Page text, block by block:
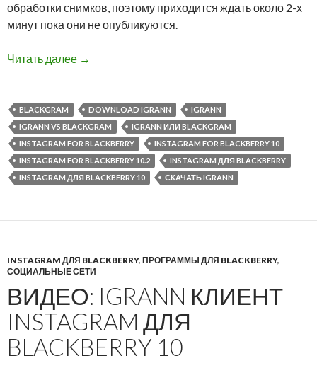
обработки снимков, поэтому приходится ждать около 2-х
минут пока они не опубликуются.
Читать далее iGrann или Blackgram: сравниваем клиенты
→
BLACKGRAM DOWNLOAD IGRANN
IGRANN
IGRANN VS BLACKGRAM
IGRANN ИЛИ BLACKGRAM
INSTAGRAM FOR BLACKBERRY
INSTAGRAM FOR BLACKBERRY 10
INSTAGRAM FOR BLACKBERRY 10.2
INSTAGRAM ДЛЯ BLACKBERRY
INSTAGRAM ДЛЯ BLACKBERRY 10
СКАЧАТЬ IGRANN
INSTAGRAM ДЛЯ BLACKBERRY, ПРОГРАММЫ ДЛЯ BLACKBERRY,
СОЦИАЛЬНЫЕ СЕТИ
ВИДЕО: IGRANN КЛИЕНТ
INSTAGRAM ДЛЯ
BLACKBERRY 10